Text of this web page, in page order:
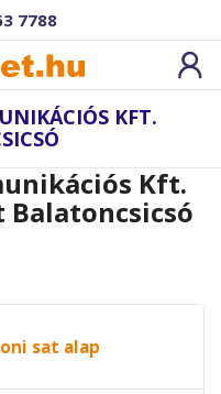
7788
KFT.
Kft.
sat alap